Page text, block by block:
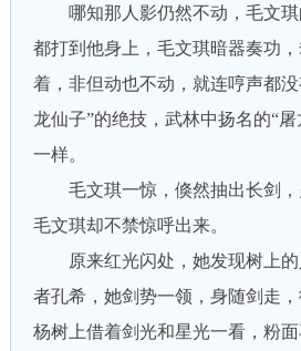
哪知那人影仍然不动，毛文琪
都打到他身上，毛文琪暗器奏功
着，非但动也不动，就连哼声都
龙仙子”的绝技，武林中扬名的“屠
一样。
毛文琪一惊，倏然抽出长剑，
毛文琪却不禁惊呼出来。
原来红光闪处，她发现树上的
者孔希，她剑势一领，身随剑走
杨树上借着剑光和星光一看，粉